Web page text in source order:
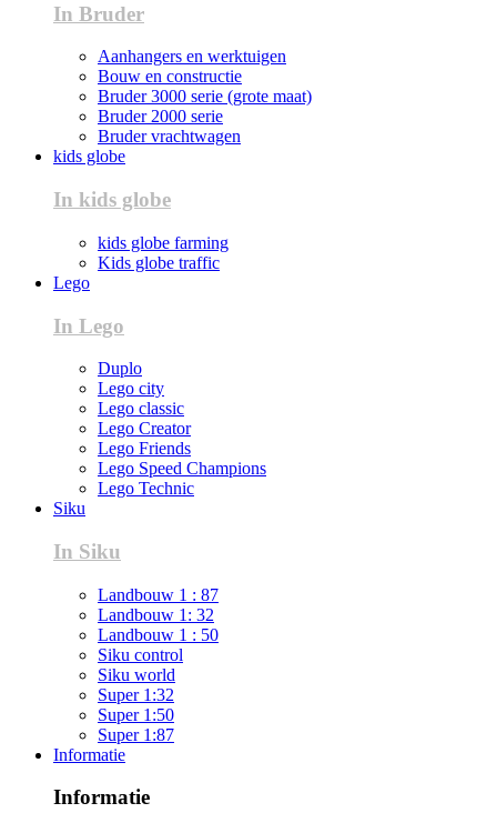
In Bruder
Aanhangers en werktuigen
Bouw en constructie
Bruder 3000 serie (grote maat)
Bruder 2000 serie
Bruder vrachtwagen
kids globe
In kids globe
kids globe farming
Kids globe traffic
Lego
In Lego
Duplo
Lego city
Lego classic
Lego Creator
Lego Friends
Lego Speed Champions
Lego Technic
Siku
In Siku
Landbouw 1 : 87
Landbouw 1: 32
Landbouw 1 : 50
Siku control
Siku world
Super 1:32
Super 1:50
Super 1:87
Informatie
Informatie